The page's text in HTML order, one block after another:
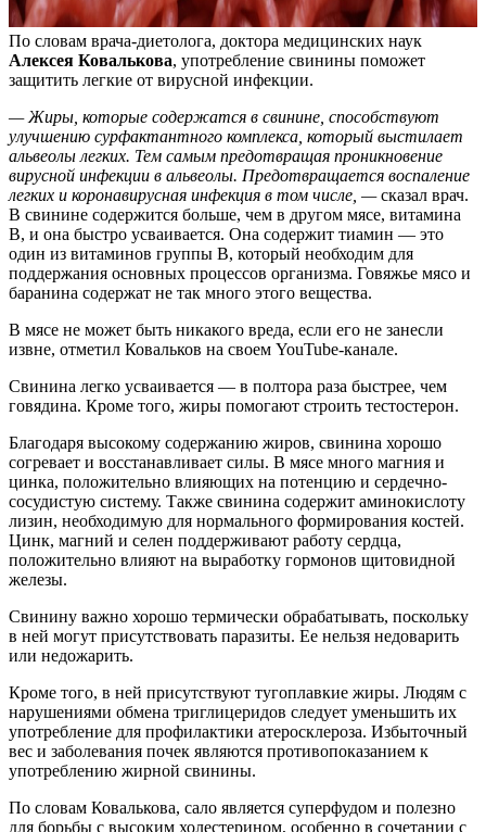
По словам врача-диетолога, доктора медицинских наук
Алексея Ковалькова, употребление свинины поможет
защитить легкие от вирусной инфекции.
— Жиры, которые содержатся в свинине, способствуют
улучшению сурфактантного комплекса, который выстилает
альвеолы легких. Тем самым предотвращая проникновение
вирусной инфекции в альвеолы. Предотвращается воспаление
легких и коронавирусная инфекция в том числе, —сказал врач.
В свинине содержится больше, чем в другом мясе, витамина
В, и она быстро усваивается. Она содержит тиамин — это
один из витаминов группы B, который необходим для
поддержания основных процессов организма. Говяжье мясо и
баранина содержат не так много этого вещества.
В мясе не может быть никакого вреда, если его не занесли
извне, отметил Ковальков на своем YouTube-канале.
Свинина легко усваивается — в полтора раза быстрее, чем
говядина. Кроме того, жиры помогают строить тестостерон.
Благодаря высокому содержанию жиров, свинина хорошо
согревает и восстанавливает силы. В мясе много магния и
цинка, положительно влияющих на потенцию и сердечно-
сосудистую систему. Также свинина содержит аминокислоту
лизин, необходимую для нормального формирования костей.
Цинк, магний и селен поддерживают работу сердца,
положительно влияют на выработку гормонов щитовидной
железы.
Свинину важно хорошо термически обрабатывать, поскольку
в ней могут присутствовать паразиты. Ее нельзя недоварить
или недожарить.
Кроме того, в ней присутствуют тугоплавкие жиры. Людям с
нарушениями обмена триглицеридов следует уменьшить их
употребление для профилактики атеросклероза. Избыточный
вес и заболевания почек являются противопоказанием к
употреблению жирной свинины.
По словам Ковалькова, сало является суперфудом и полезно
для борьбы с высоким холестерином, особенно в сочетании с